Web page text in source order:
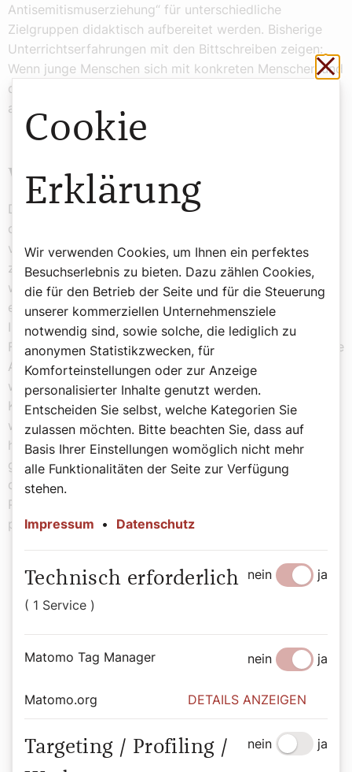
Antisemitismuserziehung“ für unterschiedliche
Zielgruppen didaktisch aufbereitet werden. Bisherige
Unterrichtserfahrungen mit den Bittschreiben zeigen:
Wenn junge Menschen sich mit konkreten Menschen und
deren Schicksalen befassen, seien sie viel
aufgeschlossener und interessierter.
Wie oft wurde geholfen?
Durch eine Veröffentlichung wäre zudem nachzulesen,
ob ein Schreiben sofort zu den Akten gelegt wurde –
versehen mit dem Kürzel „ndf“ – niente da fare (nichts
zu machen). Oder ob es wann an wen weitergeleitet
wurde. Ob der Vatikan nicht nur helfen wollte, sondern
es tatsächlich konnte, wenn andere Staaten und
Institutionen kooperierten, was längst nicht immer der
Fall war. Zudem zeigt sich an Feinheiten, wo an der Kurie
Antisemiten und wo Judenfreunde saßen. Am Ende
wolle man mit Zahlen und Fakten und auch mithilfe von
Künstlicher Intelligenz (KI) Fragen beantworten können
wie: „Wie viel Prozent hat der Papst gesehen? Wie oft
hat er geholfen? Gab es einen Unterschied zwischen
getauften Juden und nicht getauften Juden? Was waren
die Inhalte der Bitten?“ Wolf etwa schätzt derzeit, dass
Pius XII. selbst circa ein Zehntel aller Bittschreiben
persönlich sah.
„Die jüdischen Bittschreiben aus ganz
Europa begannen 1939 und hörten
nicht 1941 auf, sondern kamen bis
1945.“
Hubert Wolf
Cookie
Erklärung
Wir verwenden Cookies, um Ihnen ein perfektes
Besuchserlebnis zu bieten. Dazu zählen Cookies,
die für den Betrieb der Seite und für die Steuerung
unserer kommerziellen Unternehmensziele
notwendig sind, sowie solche, die lediglich zu
anonymen Statistikzwecken, für
Komforteinstellungen oder zur Anzeige
personalisierter Inhalte genutzt werden.
Entscheiden Sie selbst, welche Kategorien Sie
zulassen möchten. Bitte beachten Sie, dass auf
Basis Ihrer Einstellungen womöglich nicht mehr
alle Funktionalitäten der Seite zur Verfügung
stehen.
Impressum • Datenschutz
Technisch erforderlich
( 1 Service )
nein ja
Matomo Tag Manager nein ja
Matomo.org DETAILS ANZEIGEN
Targeting / Profiling /
nein ja